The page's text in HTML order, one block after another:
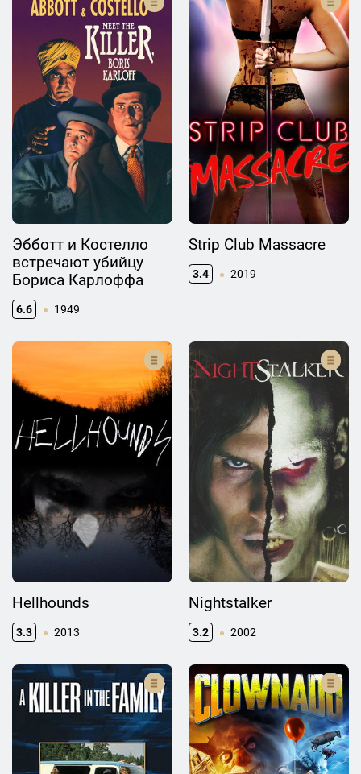
Эбботт и Костелло
встречают убийцу
Бориса Карлоффа
6.6 1949
Strip Club Massacre
3.4 2019
Hellhounds
3.3 2013
Nightstalker
3.2 2002